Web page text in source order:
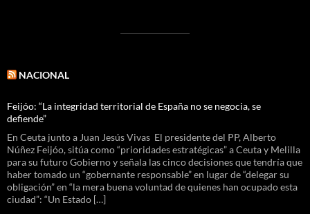
NACIONAL
Feijóo: “La integridad territorial de España no se negocia, se
defiende”
En Ceuta junto a Juan Jesús Vivas El presidente del PP, Alberto
Núñez Feijóo, sitúa como “prioridades estratégicas” a Ceuta y Melilla
para su futuro Gobierno y señala las cinco decisiones que tendría que
haber tomado un “gobernante responsable” en lugar de “delegar su
obligación” en “la mera buena voluntad de quienes han ocupado esta
ciudad”: “Un Estado […]